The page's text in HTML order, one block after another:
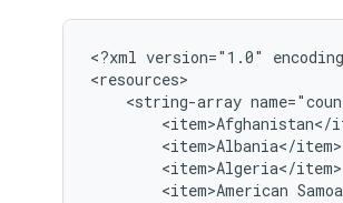
<?xml version="1.0"
<string-array
<item>American